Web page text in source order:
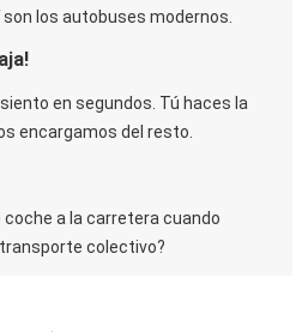
son los autobuses modernos.
en segundos. Tú haces la
encargamos del resto.
coche a la carretera cuando
colectivo?